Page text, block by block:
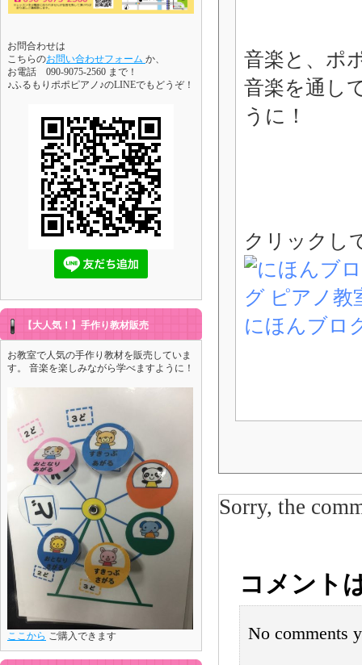
音楽と、ポ
音楽を通し
うに！
クリックし
にほんブロ
Sorry, the
コメント
No comments
お問合わせは
こちらのお問い合わせフォーム か、
お電話 090-9075-2560 まで！
♪ふるもりポポピアノ♪のLINEでもどうぞ！
【大人気！】手作り教材販売
お教室で人気の手作り教材を販売していま
す。 音楽を楽しみながら学べますように！
ここから ご購入できます